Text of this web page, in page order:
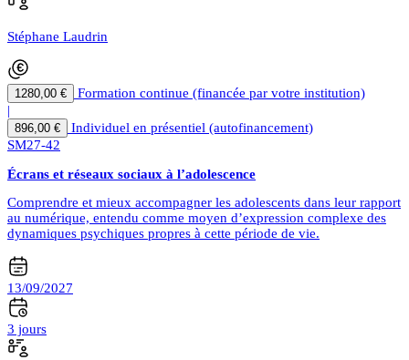
Stéphane Laudrin
1280,00 €
Formation continue (financée par votre institution)
|
896,00 €
Individuel en présentiel (autofinancement)
SM27-42
Écrans et réseaux sociaux à l’adolescence
Comprendre et mieux accompagner les adolescents dans leur rapport
au numérique, entendu comme moyen d’expression complexe des
dynamiques psychiques propres à cette période de vie.
13/09/2027
3 jours